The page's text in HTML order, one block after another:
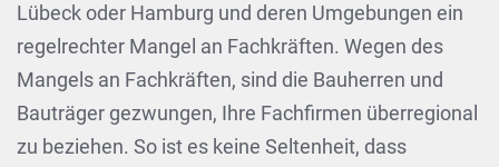
Lübeck oder Hamburg und deren Umgebungen ein
regelrechter Mangel an Fachkräften. Wegen des
Mangels an Fachkräften, sind die Bauherren und
Bauträger gezwungen, Ihre Fachfirmen überregional
zu beziehen. So ist es keine Seltenheit, dass